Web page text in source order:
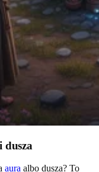
dusza
aura albo dusza? To